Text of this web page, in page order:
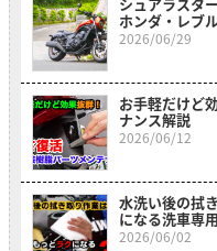
ホンダ・レブ
2026/06/29
お手軽だけど
ナンス解説
2026/06/12
水洗い後の拭
になる洗車専
2026/06/02